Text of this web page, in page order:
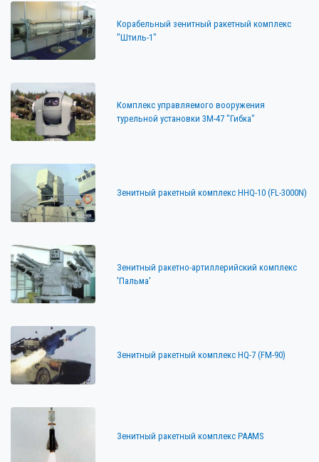
Корабельный зенитный ракетный комплекс
"Штиль-1"
Комплекс управляемого вооружения
турельной установки 3М-47 "Гибка"
Зенитный ракетный комплекс HHQ-10 (FL-3000N)
Зенитный ракетно-артиллерийский комплекс
'Пальма'
Зенитный ракетный комплекс HQ-7 (FM-90)
Зенитный ракетный комплекс PAAMS